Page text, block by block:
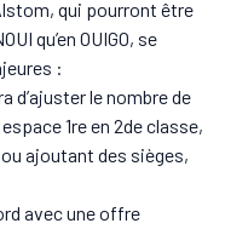
qui pourront être
qu’en OUIGO, se
:
d’ajuster le nombre de
1re en 2de classe,
ajoutant des sièges,
avec une offre